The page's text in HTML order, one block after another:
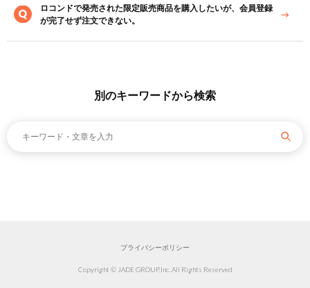
ロコンドで発売された限定販売商品を購入したいが、会員登録
が完了せず注文できない。
別のキーワードから検索
プライバシーポリシー
Copyright © JADE GROUP,Inc. All Rights Reserved